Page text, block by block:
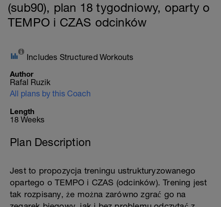
(sub90), plan 18 tygodniowy, oparty o
TEMPO i CZAS odcinków
Includes Structured Workouts
Author
Rafal Ruzik
All plans by this Coach
Length
18 Weeks
Plan Description
Jest to propozycja treningu ustrukturyzowanego
opartego o TEMPO i CZAS (odcinków). Trening jest
tak rozpisany, że można zarówno zgrać go na